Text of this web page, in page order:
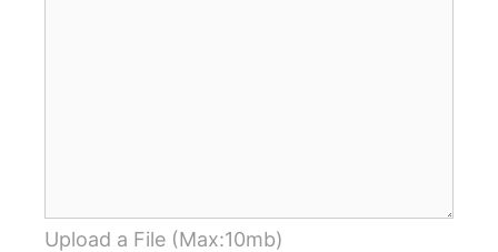
Upload a File (Max:10mb)